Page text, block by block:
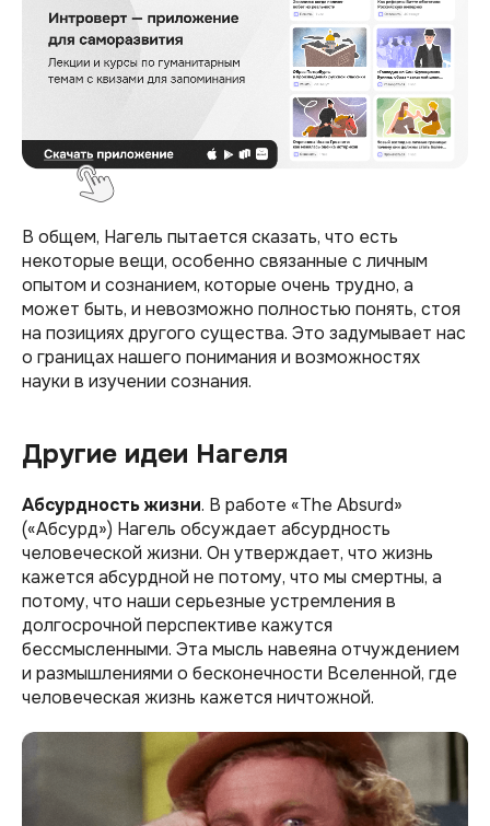
В общем, Нагель пытается сказать, что есть
некоторые вещи, особенно связанные с личным
опытом и сознанием, которые очень трудно, а
может быть, и невозможно полностью понять, стоя
на позициях другого существа. Это задумывает нас
о границах нашего понимания и возможностях
науки в изучении сознания.
Другие идеи Нагеля
Абсурдностьжизни. В работе «The Absurd»
(«Абсурд») Нагель обсуждает абсурдность
человеческой жизни. Он утверждает, что жизнь
кажется абсурдной не потому, что мы смертны, а
потому, что наши серьезные устремления в
долгосрочной перспективе кажутся
бессмысленными. Эта мысль навеяна отчуждением
и размышлениями о бесконечности Вселенной, где
человеческая жизнь кажется ничтожной.